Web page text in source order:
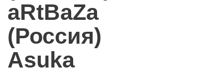
aRtBaZa
(Россия)
Asuka